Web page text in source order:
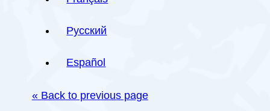
Русский
Español
« Back to previous page